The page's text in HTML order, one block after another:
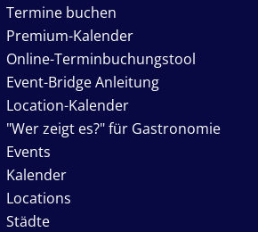
Termine buchen
Premium-Kalender
Online-Terminbuchungstool
Event-Bridge Anleitung
Location-Kalender
"Wer zeigt es?" für Gastronomie
Events
Kalender
Locations
Städte